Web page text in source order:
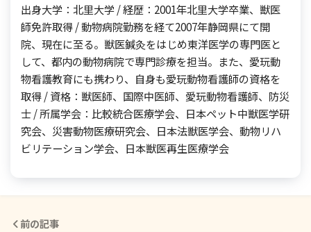
出身大学：北里大学 / 経歴：2001年北里大学卒業、獣医
師免許取得 / 動物病院勤務を経て2007年静岡県にて開
院、現在に至る。獣医鍼灸をはじめ東洋医学の専門医と
して、都内の動物病院で専門診療を担当。また、愛玩動
物看護教育にも携わり、自身も愛玩動物看護師の資格を
取得 / 資格：獣医師、国際中医師、愛玩動物看護師、防災
士 / 所属学会：比較統合医療学会、日本ペット中獣医学研
究会、災害動物医療研究会、日本法獣医学会、動物リハ
ビリテーション学会、日本獣医再生医療学会
前の記事